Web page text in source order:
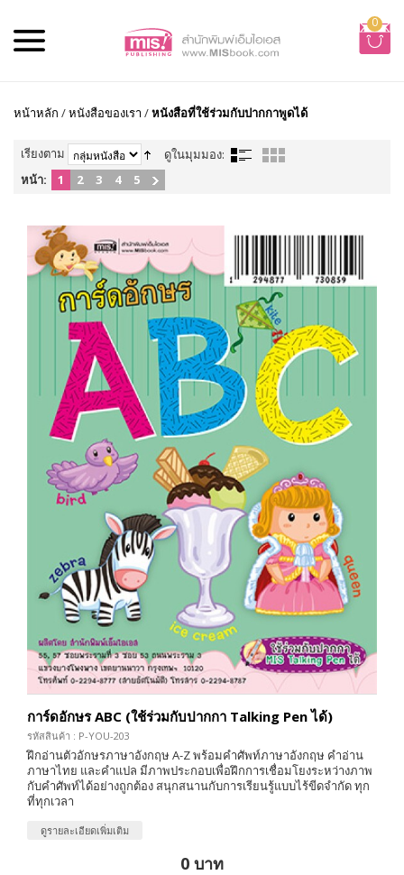
0
หน้าหลัก /หนังสือของเรา /หนังสือที่ใช้ร่วมกับปากกาพูดได้
เรียงตาม
ดูในมุมมอง:
หน้า:
1 2 3 4 5
การ์ดอักษร ABC (ใช้ร่วมกับปากกา Talking Pen ได้)
รหัสสินค้า : P-YOU-203
ฝึกอ่านตัวอักษรภาษาอังกฤษ A-Z พร้อมคำศัพท์ภาษาอังกฤษ คำอ่าน
ภาษาไทย และคำแปล มีภาพประกอบเพื่อฝึกการเชื่อมโยงระหว่างภาพ
กับคำศัพท์ได้อย่างถูกต้อง สนุกสนานกับการเรียนรู้แบบไร้ขีดจำกัด ทุก
ที่ทุกเวลา
ดูรายละเอียดเพิ่มเติม
0 บาท